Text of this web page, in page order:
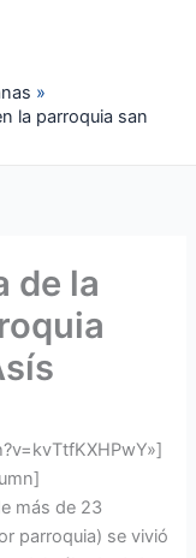
la parroquia san
de la
más de 23
parroquia) se vivió